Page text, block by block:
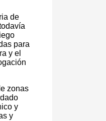
de
para
y el
zonas
y
y